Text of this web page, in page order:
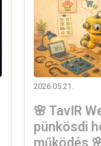
2026.05.21.
🌸 TavIR
pünkösdi
működés